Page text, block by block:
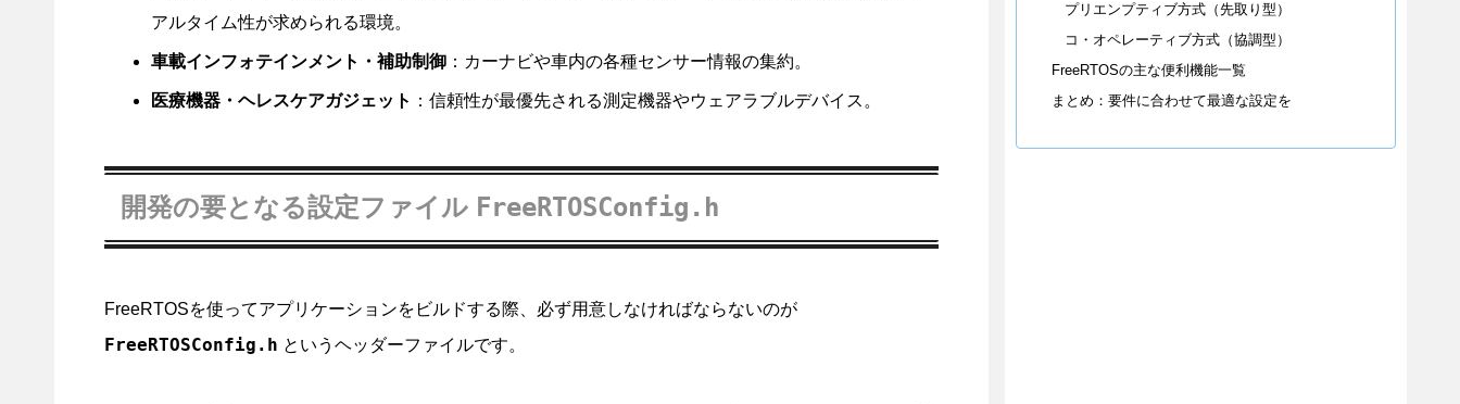
アルタイム性が求められる環境。
車載インフォテインメント・補助制御：カーナビや車内の各種センサー情報の集約。
医療機器・ヘレスケアガジェット ：信頼性が最優先される測定機器やウェアラブルデバイス。
開発の要となる設定ファイル FreeRTOSConfig.h
FreeRTOSを使ってアプリケーションをビルドする際、必ず用意しなければならないのが
FreeRTOSConfig.h というヘッダーファイルです。
プリエンプティブ方式（先取り型）
コ・オペレーティブ方式（協調型）
FreeRTOSの主な便利機能一覧
まとめ：要件に合わせて最適な設定を